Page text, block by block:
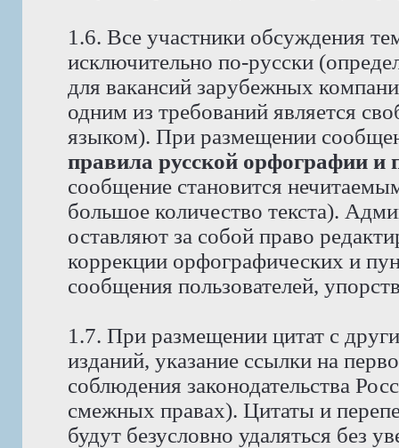
1.6. Все участники обсуждения
исключительно по-русски
для вакансий зарубежных
одним из требований является
языком). При размещении
правила русской орфографии и
сообщение становится
большое количество текста).
оставляют за собой право
коррекции орфографических и
сообщения пользователей,
1.7. При размещении цитат с
изданий, указание ссылки на
соблюдения законодательства
смежных правах). Цитаты и
будут безусловно удаляться без